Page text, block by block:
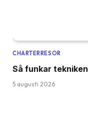
CHARTERRESOR
Så funkar
5 augusti 2026